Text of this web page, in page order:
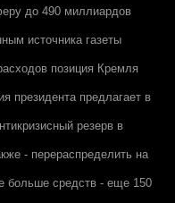
до 490 миллиардов
источника газеты
позиция Кремля
президента предлагает в
резерв в
- перераспределить на
больше средств - еще 150